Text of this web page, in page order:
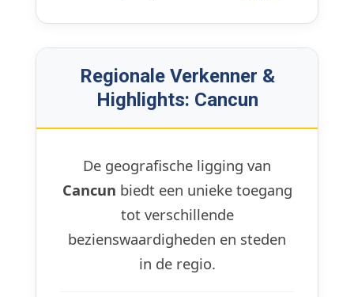
Regionale Verkenner &
Highlights: Cancun
De geografische ligging van
Cancun biedt een unieke toegang
tot verschillende
bezienswaardigheden en steden
in de regio.